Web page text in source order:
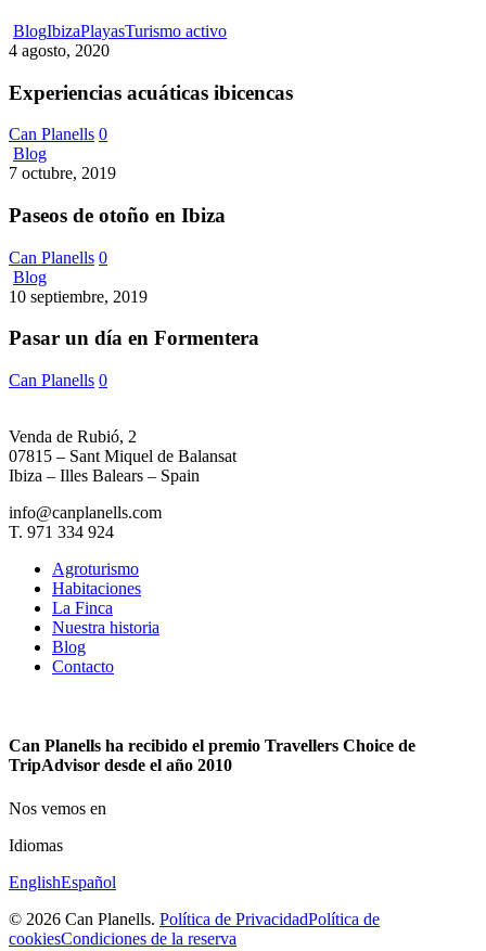
BlogIbizaPlayasTurismo activoExperiencias
4 agosto, 2020
Experiencias acuáticas ibicencas
Can Planells 0
BlogPaseos
de
en
7 octubre, 2019
Paseos de otoño en Ibiza
Can Planells 0
BlogPasar
un
en
10 septiembre, 2019
Pasar un día en Formentera
Can Planells 0
Venda de Rubió, 2
07815 – Sant Miquel de Balansat
Ibiza – Illes Balears – Spain
info@canplanells.com
T. 971 334 924
Agroturismo
Habitaciones
La Finca
Nuestra historia
Blog
Contacto
Can Planells ha recibido el premio Travellers Choice de
TripAdvisor desde el año 2010
Nos vemos en
Idiomas
EnglishEspañol
© 2026 Can Planells. Política de PrivacidadPolítica de
cookiesCondiciones de la reserva